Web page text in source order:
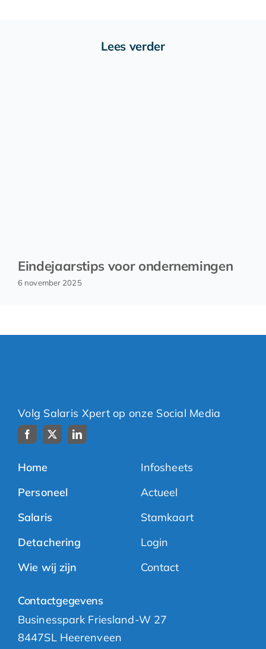
Lees verder
Eindejaarstips voor ondernemingen
6 november 2025
Volg Salaris Xpert op onze Social Media
Home
Personeel
Salaris
Detachering
Wie wij zijn
Infosheets
Actueel
Stamkaart
Login
Contact
Contactgegevens
Businesspark Friesland-W 27
8447SL Heerenveen